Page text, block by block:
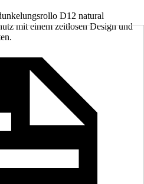
D12 natural
mit einem zeitlosen Design und